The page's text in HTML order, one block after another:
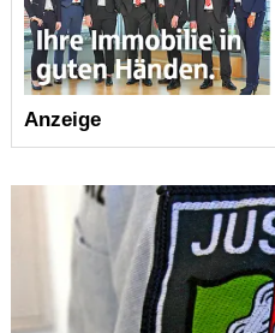
Anzeige